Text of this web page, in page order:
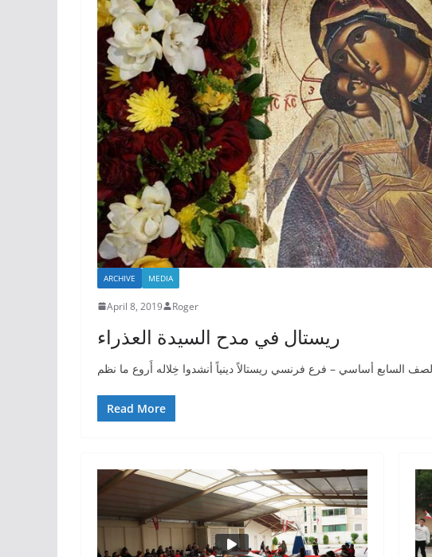
ARCHIVE MEDIA
April 8, 2019 Roger
ريستال في مدح السيدة العذراء
الصف السابع أساسي – فرع فرنسي ريستالاً دينياً أنشدوا خِلاله أَروع ما نظم
Read More